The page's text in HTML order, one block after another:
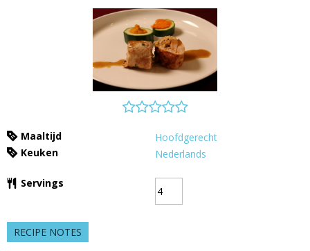
Maaltijd
Hoofdgerecht
Keuken
Nederlands
Servings
RECIPE NOTES